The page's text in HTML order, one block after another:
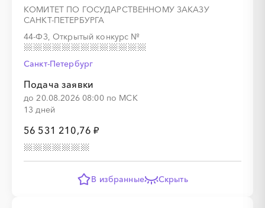
КОМИТЕТ ПО ГОСУДАРСТВЕННОМУ ЗАКАЗУ
САНКТ-ПЕТЕРБУРГА
44-ФЗ, Открытый конкурс №
Санкт-Петербург
Подача заявки
до 20.08.2026 08:00 по МСК
13 дней
56 531 210,76 ₽
В избранные Скрыть